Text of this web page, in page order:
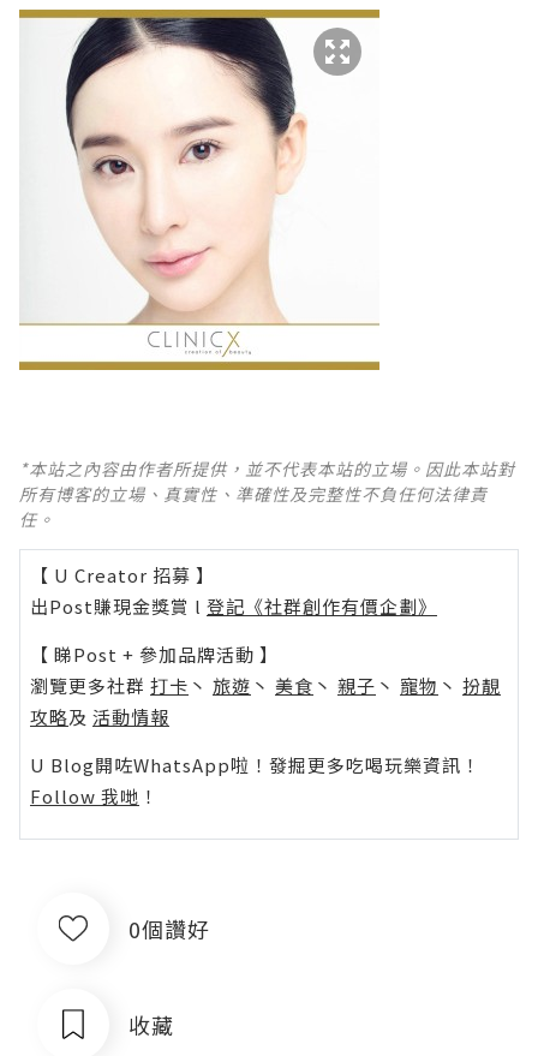
*本站之內容由作者所提供，並不代表本站的立場。因此本站對
所有博客的立場、真實性、準確性及完整性不負任何法律責
任。
【 U Creator 招募 】
出Post賺現金獎賞 l 登記《社群創作有價企劃》
【 睇Post + 參加品牌活動 】
瀏覽更多社群 打卡 丶 旅遊 丶 美食 丶 親子 丶 寵物 丶 扮靚
攻略及 活動情報
U Blog開咗WhatsApp啦！發掘更多吃喝玩樂資訊！
Follow 我哋 ！
0個讚好
收藏